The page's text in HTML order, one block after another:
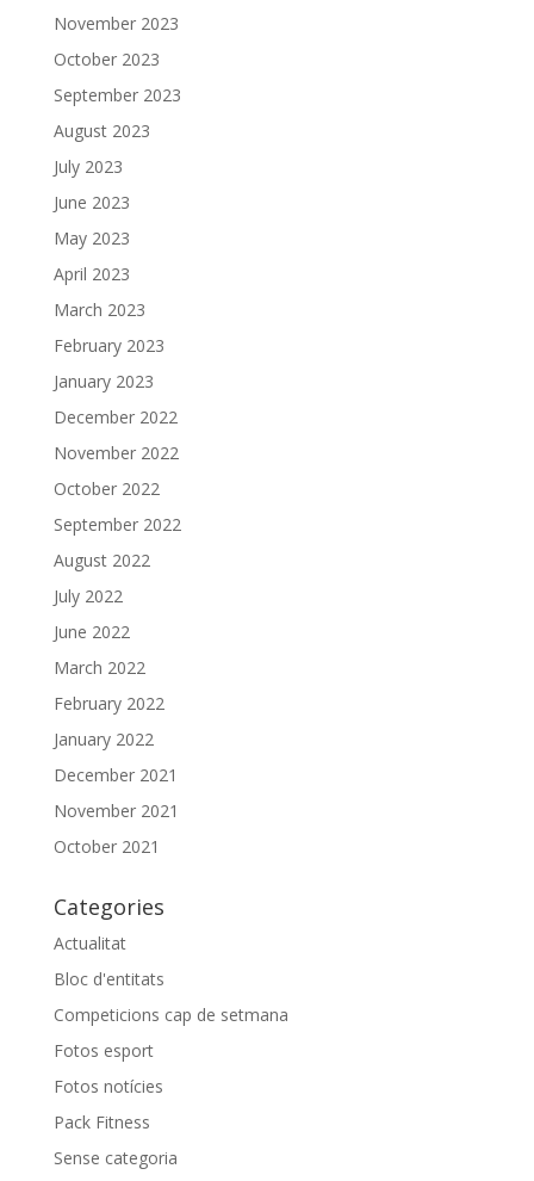
November 2023
October 2023
September 2023
August 2023
July 2023
June 2023
May 2023
April 2023
March 2023
February 2023
January 2023
December 2022
November 2022
October 2022
September 2022
August 2022
July 2022
June 2022
March 2022
February 2022
January 2022
December 2021
November 2021
October 2021
Categories
Actualitat
Bloc d'entitats
Competicions cap de setmana
Fotos esport
Fotos notícies
Pack Fitness
Sense categoria